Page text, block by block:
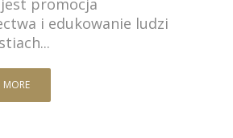
promocja
i edukowanie ludzi
MORE